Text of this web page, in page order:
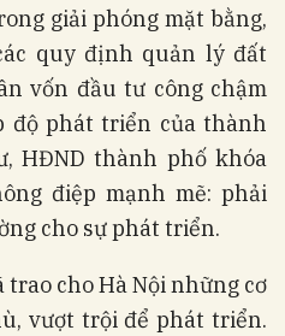
giải phóng mặt bằng,
quy định quản lý đất
vốn đầu tư công chậm
độ phát triển của thành
HĐND thành phố khóa
điệp mạnh mẽ: phải
cho sự phát triển.
cho Hà Nội những cơ
vượt trội để phát triển.